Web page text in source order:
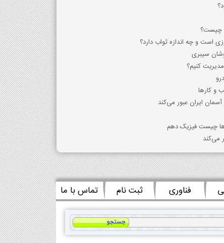
چیست؟
است و چه اندازه ثواب دارد؟
سیبری
کنیم؟
ایران عبور می‌کند
ها چیست فیزیک دهم
می‌کند
فناوری ثبت نام تماس با ما